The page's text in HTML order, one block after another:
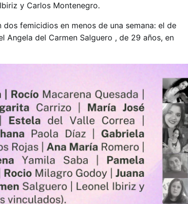
y Carlos Montenegro.
femicidios en menos de una semana: el de
Angela del Carmen Salguero , de 29 años, en